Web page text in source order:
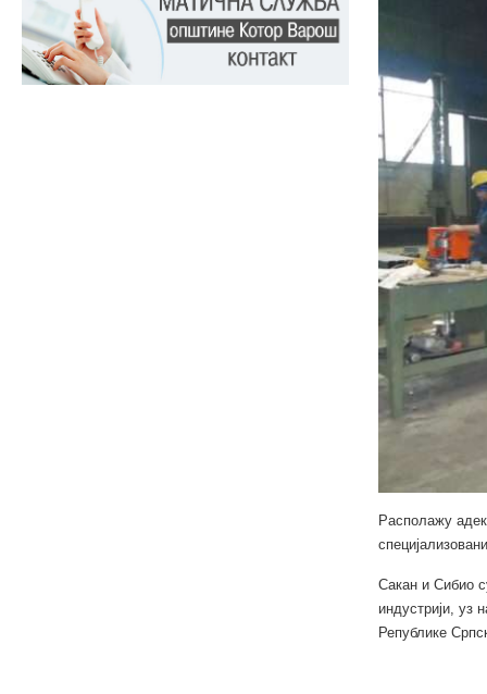
Располажу
Сакан и Сибио
индустрији, уз
Републике